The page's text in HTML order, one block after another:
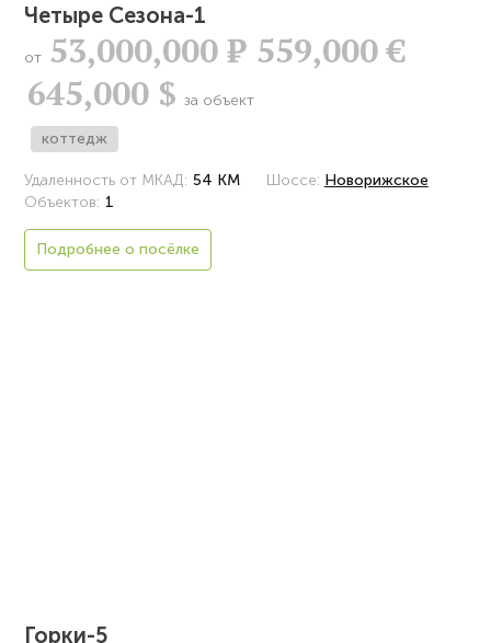
Четыре Сезона-1
от 53,000,000Р 559,000 €
645,000 $ за объект
коттедж
Удаленность от МКАД: 54 КМ Шоссе: Новорижское
Объектов: 1
Подробнее о посёлке
Горки-5